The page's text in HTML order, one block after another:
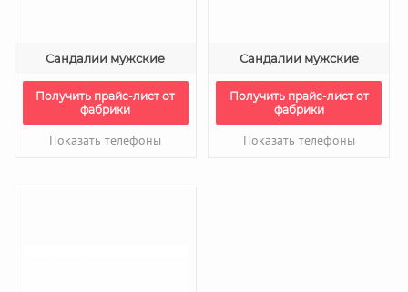
Сандалии мужские
Получить прайс-лист от
фабрики
Показать телефоны
Сандалии мужские
Получить прайс-лист от
фабрики
Показать телефоны